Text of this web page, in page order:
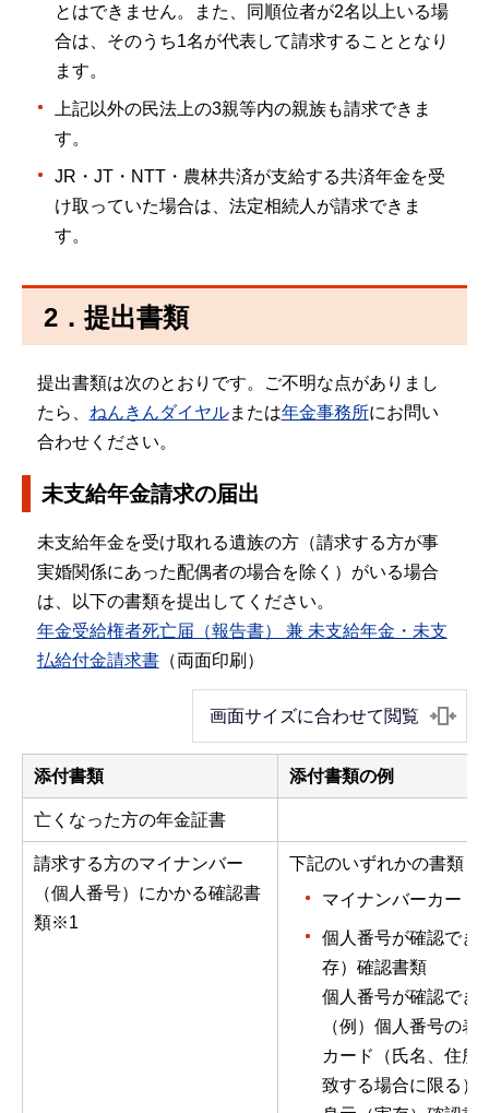
とはできません。また、同順位者が2名以上いる場
合は、そのうち1名が代表して請求することとなり
ます。
上記以外の民法上の3親等内の親族も請求できま
す。
JR・JT・NTT・農林共済が支給する共済年金を受
け取っていた場合は、法定相続人が請求できま
す。
2．提出書類
提出書類は次のとおりです。ご不明な点がありまし
たら、 ねんきんダイヤルまたは年金事務所にお問い
合わせください。
未支給年金請求の届出
未支給年金を受け取れる遺族の方（請求する方が事
実婚関係にあった配偶者の場合を除く）がいる場合
は、以下の書類を提出してください。
年金受給権者死亡届（報告書） 兼 未支給年金・未支
払給付金請求書（両面印刷）
画面サイズに合わせて閲覧
添付書類 添付書類の例
亡くなった方の年金証書
請求する方のマイナンバー
（個人番号）にかかる確認書
類※1
下記のいずれかの書類
マイナンバーカード
個人番号が確認でき
存）確認書類
個人番号が確認でき
（例）個人番号の
カード（氏名、住所
致する場合に限る）